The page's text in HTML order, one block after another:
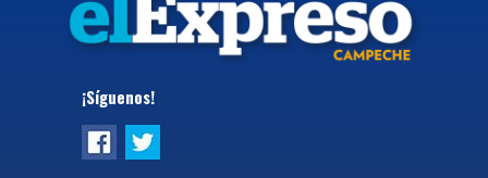
¡Síguenos!